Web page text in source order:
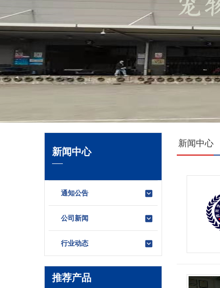
新闻中心
通知公告
公司新闻
行业动态
推荐产品
新闻中心